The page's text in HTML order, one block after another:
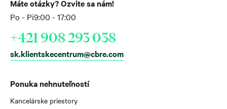
Ponuka nehnuteľností
Kancelárske priestory
Máte otázky? Ozvite sa nám!
Po - Pi9:00 - 17:00
+421 908 293 038
sk.klientskecentrum@cbre.com